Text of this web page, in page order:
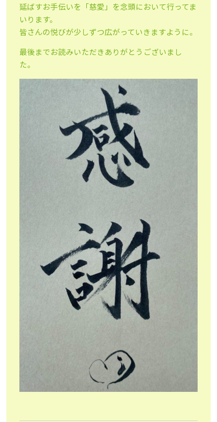
延ばすお手伝いを「慈愛」を念頭において行ってま
いります。
皆さんの悦びが少しずつ広がっていきますように。
最後までお読みいただきありがとうございまし
た。